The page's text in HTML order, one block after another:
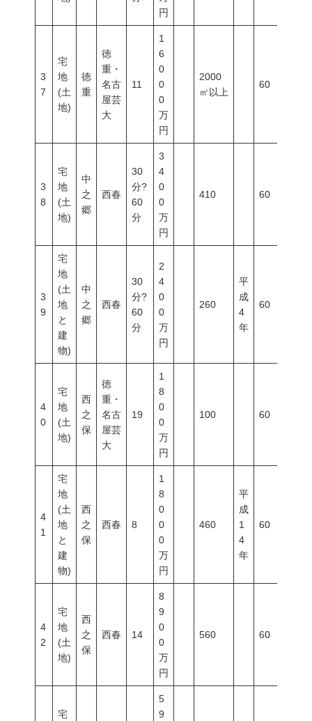
円
3
7
宅
地
(土
地)
徳
重
徳
重・
名古
屋芸
大
11
1
6
0
0
0
万
円
2000
㎡以上
60
3
8
宅
地
(土
地)
中
之
郷
西春
30
分?
60
分
3
4
0
0
万
円
410 60
3
9
宅
地
(土
地
と
建
物)
中
之
郷
西春
30
分?
60
分
2
4
0
0
万
円
260
平
成
4
年
60
4
0
宅
地
(土
地)
西
之
保
徳
重・
名古
屋芸
大
19
1
8
0
0
万
円
100 60
4
1
宅
地
(土
地
と
建
物)
西
之
保
西春 8
1
8
0
0
0
万
円
460
平
成
1
4
年
60
4
2
宅
地
(土
地)
西
之
保
西春 14
8
9
0
0
万
円
560 60
宅
5
9